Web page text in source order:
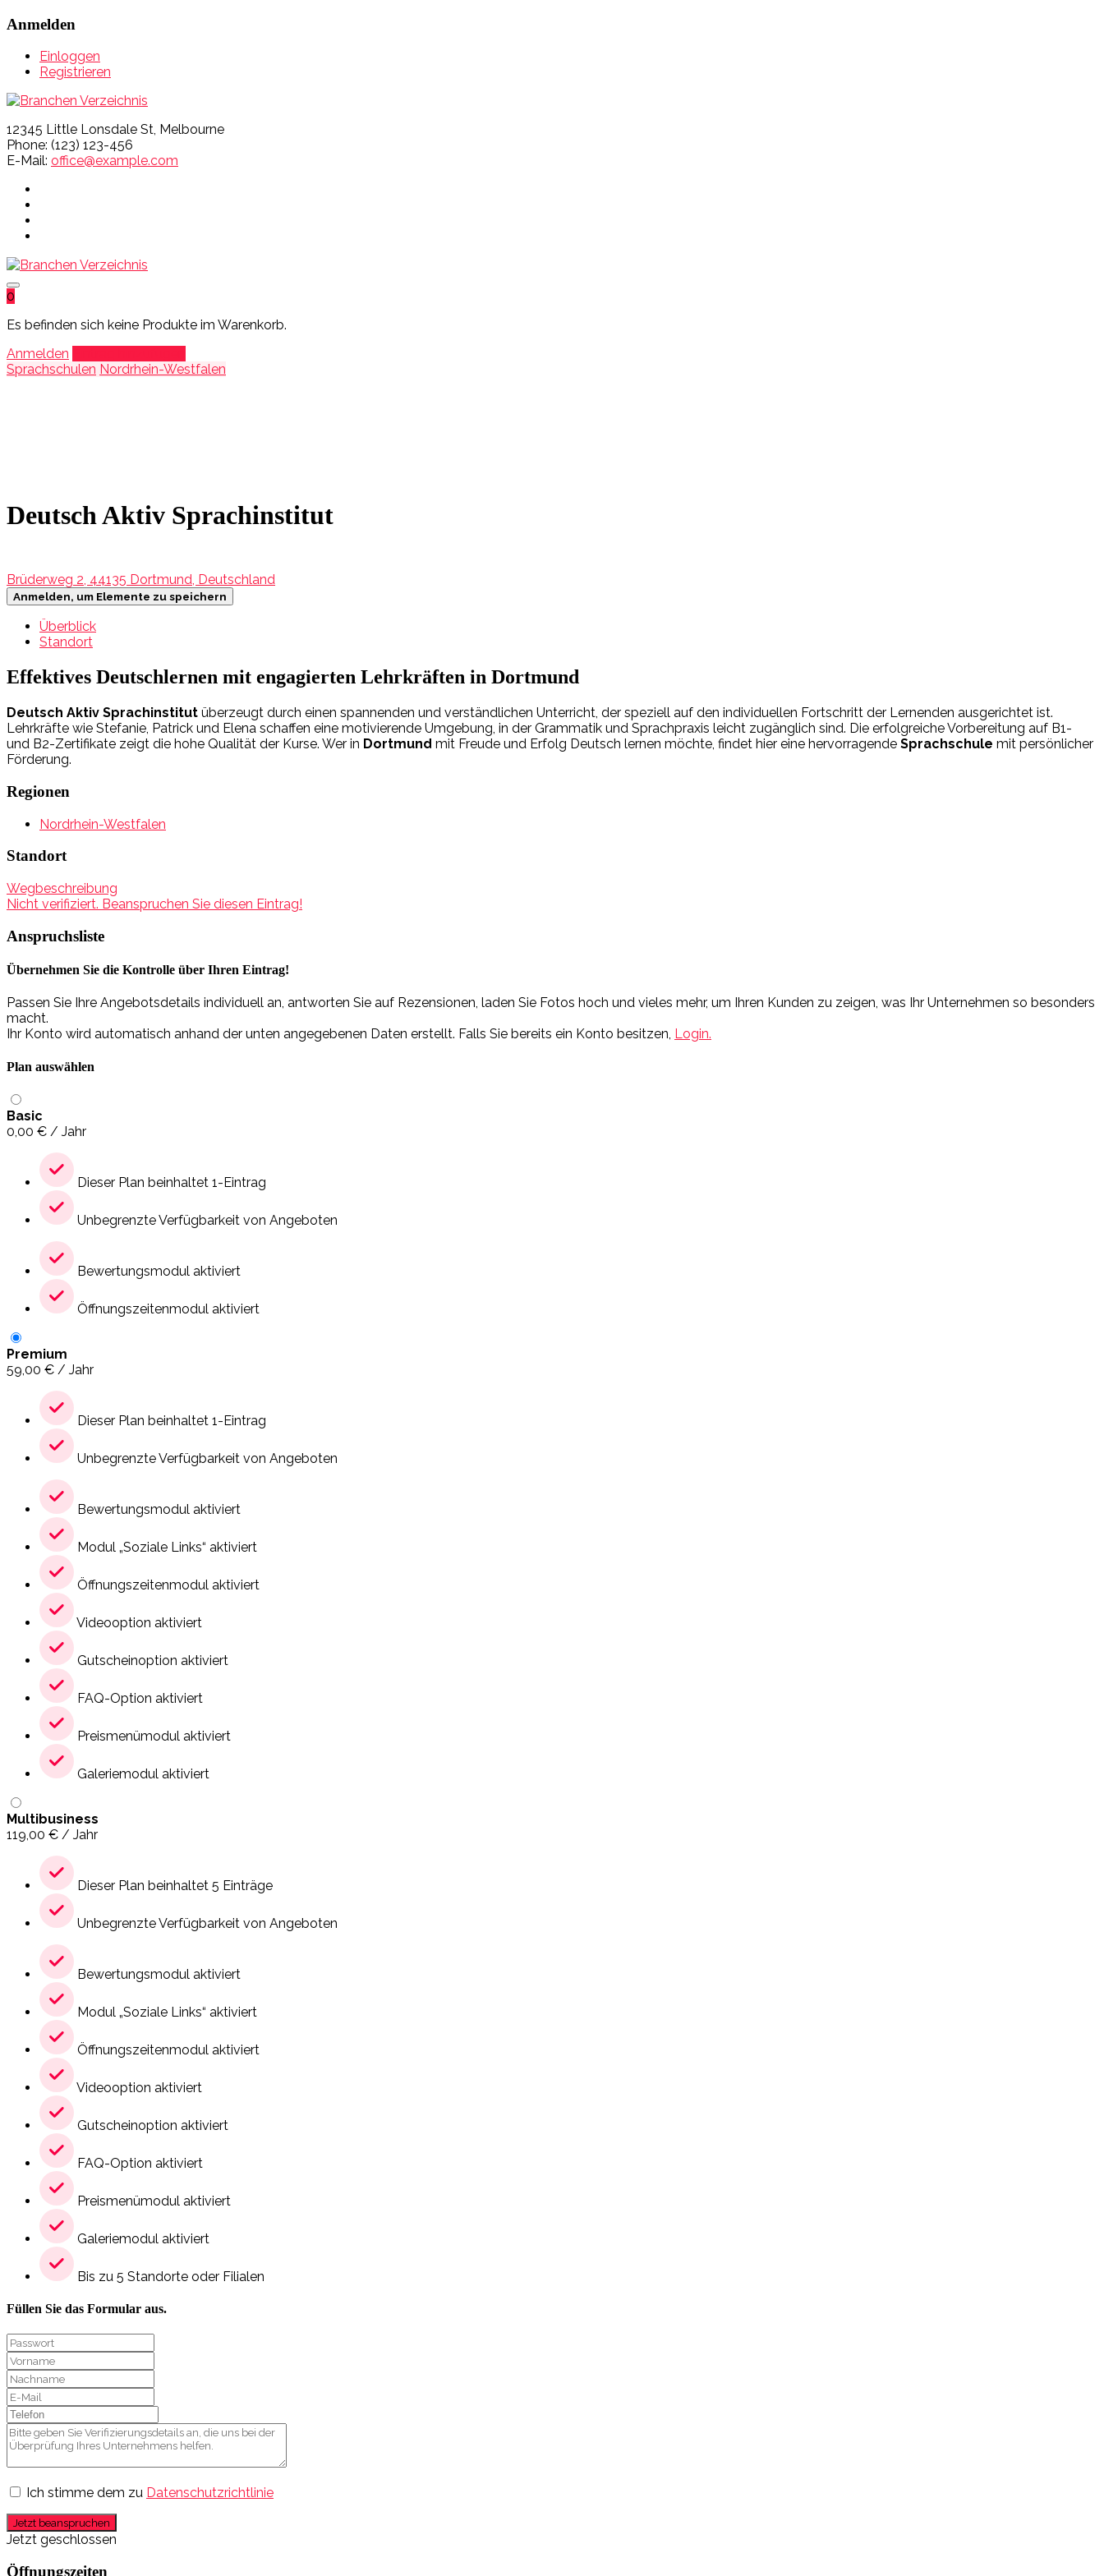
Anmelden
Einloggen
Registrieren
12345 Little Lonsdale St, Melbourne
Phone: (123) 123-456
E-Mail: office@example.com
0
Es befinden sich keine Produkte im Warenkorb.
Anmelden
Sprachschulen Nordrhein-Westfalen
Deutsch Aktiv Sprachinstitut
Brüderweg 2, 44135 Dortmund, Deutschland
Anmelden, um Elemente zu speichern
Überblick
Standort
Effektives Deutschlernen mit engagierten Lehrkräften in Dortmund
Deutsch Aktiv Sprachinstitut überzeugt durch einen spannenden und verständlichen Unterricht, der speziell auf den individuellen Fortschritt der Lernenden ausgerichtet ist.
Lehrkräfte wie Stefanie, Patrick und Elena schaffen eine motivierende Umgebung, in der Grammatik und Sprachpraxis leicht zugänglich sind. Die erfolgreiche Vorbereitung auf B1-
und B2-Zertifikate zeigt die hohe Qualität der Kurse. Wer in Dortmund mit Freude und Erfolg Deutsch lernen möchte, findet hier eine hervorragende Sprachschule mit persönlicher
Förderung.
Regionen
Nordrhein-Westfalen
Standort
Wegbeschreibung
Nicht verifiziert. Beanspruchen Sie diesen Eintrag!
Anspruchsliste
Übernehmen Sie die Kontrolle über Ihren Eintrag!
Passen Sie Ihre Angebotsdetails individuell an, antworten Sie auf Rezensionen, laden Sie Fotos hoch und vieles mehr, um Ihren Kunden zu zeigen, was Ihr Unternehmen so besonders
macht.
Ihr Konto wird automatisch anhand der unten angegebenen Daten erstellt. Falls Sie bereits ein Konto besitzen, Login.
Plan auswählen
Basic
0,00 € / Jahr
Dieser Plan beinhaltet 1-Eintrag
Unbegrenzte Verfügbarkeit von Angeboten
Bewertungsmodul aktiviert
Öffnungszeitenmodul aktiviert
Premium
59,00 € / Jahr
Dieser Plan beinhaltet 1-Eintrag
Unbegrenzte Verfügbarkeit von Angeboten
Bewertungsmodul aktiviert
Modul „Soziale Links“ aktiviert
Öffnungszeitenmodul aktiviert
Videooption aktiviert
Gutscheinoption aktiviert
FAQ-Option aktiviert
Preismenümodul aktiviert
Galeriemodul aktiviert
Multibusiness
119,00 € / Jahr
Dieser Plan beinhaltet 5 Einträge
Unbegrenzte Verfügbarkeit von Angeboten
Bewertungsmodul aktiviert
Modul „Soziale Links“ aktiviert
Öffnungszeitenmodul aktiviert
Videooption aktiviert
Gutscheinoption aktiviert
FAQ-Option aktiviert
Preismenümodul aktiviert
Galeriemodul aktiviert
Bis zu 5 Standorte oder Filialen
Füllen Sie das Formular aus.
Ich stimme dem zu Datenschutzrichtlinie
Jetzt beanspruchen
Jetzt geschlossen
Öffnungszeiten